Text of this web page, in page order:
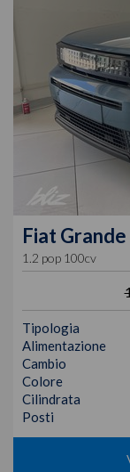
Fiat Grande
1.2 pop 100cv
Tipologia
Alimentazione
Cambio
Colore
Cilindrata
Posti